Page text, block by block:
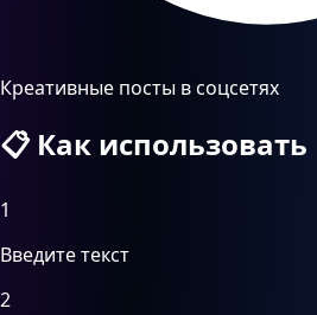
Креативные посты в соцсетях
📋Как использовать
1
Введите текст
2